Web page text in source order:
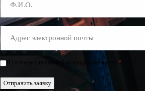
Mail
Einwilligung
Я согласен с политикой конфиденциальности. *
Отправить заявку